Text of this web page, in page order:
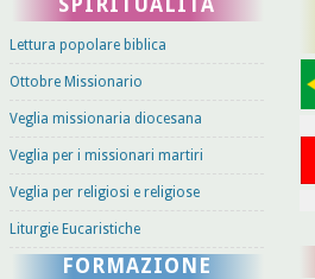
Lettura popolare biblica
Ottobre Missionario
Veglia missionaria diocesana
Veglia per i missionari martiri
Veglia per religiosi e religiose
Liturgie Eucaristiche
FORMAZIONE